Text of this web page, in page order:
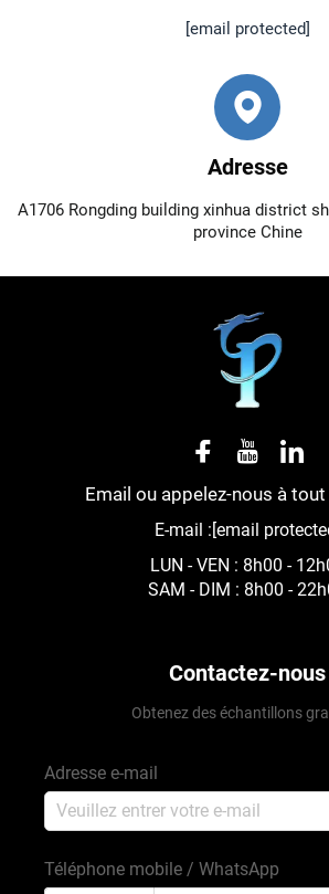
[email protected]
Adresse
A1706 Rongding building xinhua district
province Chine
Email ou appelez-nous à
E-mail :[email
LUN - VEN : 8h00 -
SAM - DIM : 8h00 -
Contactez-nous
Obtenez des échantillons
Adresse e-mail
Téléphone mobile / WhatsApp